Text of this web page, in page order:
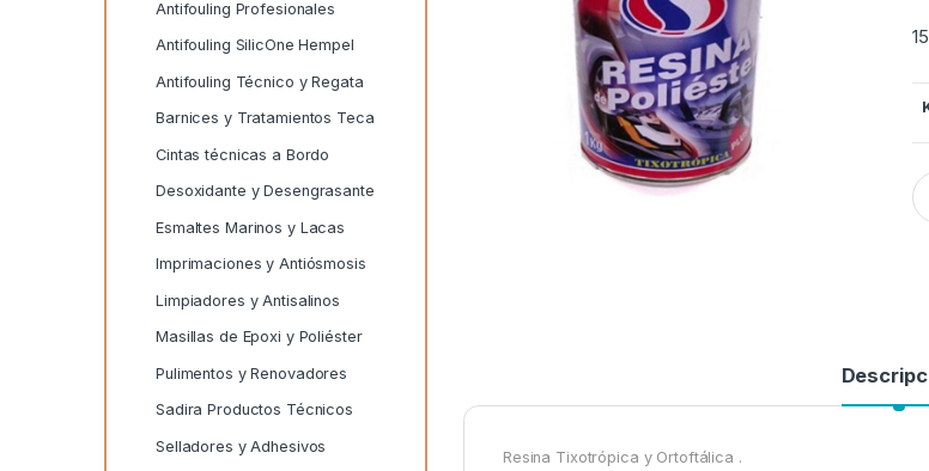
Resina Tixotrópica y Ortoftálica .
Antifouling Profesionales
Antifouling SilicOne Hempel
Antifouling Técnico y Regata
Barnices y Tratamientos Teca
Cintas técnicas a Bordo
Desoxidante y Desengrasante
Esmaltes Marinos y Lacas
Imprimaciones y Antiósmosis
Limpiadores y Antisalinos
Masillas de Epoxi y Poliéster
Pulimentos y Renovadores
Sadira Productos Técnicos
Selladores y Adhesivos